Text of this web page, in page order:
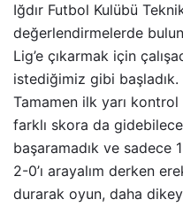
Iğdır Futbol Kulübü
değerlendirmelerde
Lig’e çıkarmak için
istediğimiz gibi
Tamamen ilk yarı
farklı skora da
başaramadık ve sadece
2-0’ı arayalım derken
durarak oyun, daha